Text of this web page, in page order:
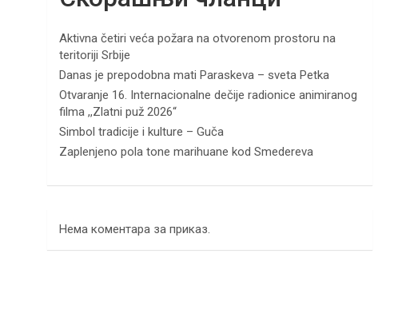
Aktivna četiri veća požara na otvorenom prostoru na
teritoriji Srbije
Danas je prepodobna mati Paraskeva – sveta Petka
Otvaranje 16. Internacionalne dečije radionice animiranog
filma ,,Zlatni puž 2026“
Simbol tradicije i kulture – Guča
Zaplenjeno pola tone marihuane kod Smedereva
Нема коментара за приказ.